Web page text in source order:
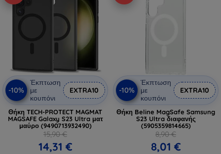
-10%
Έκπτωση
με
κουπόνι
EXTRA10
Θήκη TECH-PROTECT MAGMAT
MAGSAFE Galaxy S23 Ultra ματ
μαύρο (9490713932490)
15,90 €
14,31 €
-10%
Έκπτωση
με
κουπόνι
EXTRA10
Θήκη Beline MagSafe Samsung
S23 Ultra διαφανής
(5905359814665)
8,90 €
8,01 €